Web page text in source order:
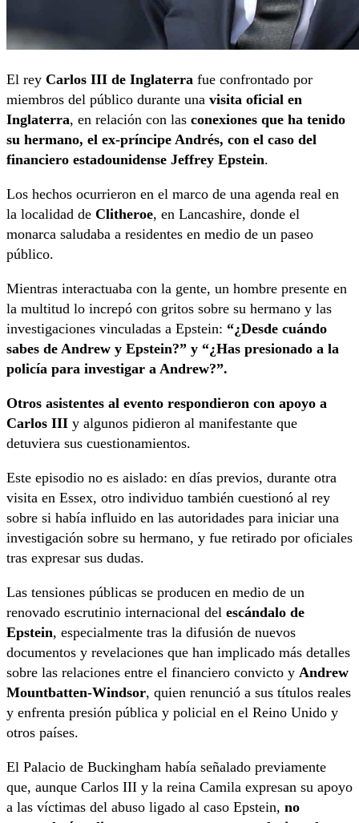
El rey Carlos III de Inglaterra fue confrontado por
miembros del público durante una visita oficial en
Inglaterra, en relación con las conexiones que ha tenido
su hermano, el ex-príncipe Andrés, con el caso del
financiero estadounidense Jeffrey Epstein.
Los hechos ocurrieron en el marco de una agenda real en
la localidad de Clitheroe, en Lancashire, donde el
monarca saludaba a residentes en medio de un paseo
público.
Mientras interactuaba con la gente, un hombre presente en
la multitud lo increpó con gritos sobre su hermano y las
investigaciones vinculadas a Epstein: “¿Desde cuándo
sabes de Andrew y Epstein?” y “¿Has presionado a la
policía para investigar a Andrew?”.
Otros asistentes al evento respondieron con apoyo a
Carlos III y algunos pidieron al manifestante que
detuviera sus cuestionamientos.
Este episodio no es aislado: en días previos, durante otra
visita en Essex, otro individuo también cuestionó al rey
sobre si había influido en las autoridades para iniciar una
investigación sobre su hermano, y fue retirado por oficiales
tras expresar sus dudas.
Las tensiones públicas se producen en medio de un
renovado escrutinio internacional del escándalo de
Epstein, especialmente tras la difusión de nuevos
documentos y revelaciones que han implicado más detalles
sobre las relaciones entre el financiero convicto y Andrew
Mountbatten-Windsor, quien renunció a sus títulos reales
y enfrenta presión pública y policial en el Reino Unido y
otros países.
El Palacio de Buckingham había señalado previamente
que, aunque Carlos III y la reina Camila expresan su apoyo
a las víctimas del abuso ligado al caso Epstein, no